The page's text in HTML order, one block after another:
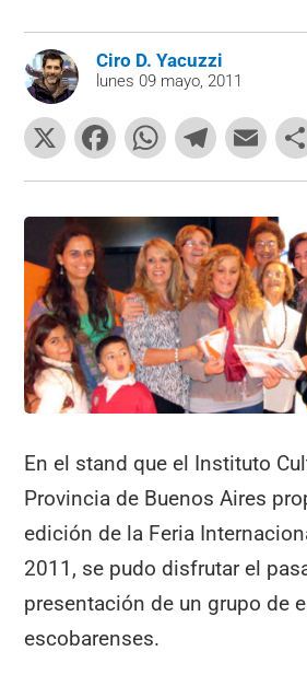
Ciro D. Yacuzzi
lunes 09 mayo, 2011
X
F
a
c
e
b
o
o
k
W
h
at
s
A
p
p
T
el
e
gr
a
m
E
m
ai
l
En el stand que el Instituto
Provincia de Buenos Aires
edición de la Feria
2011, se pudo disfrutar el
presentación de un grupo de
escobarenses.